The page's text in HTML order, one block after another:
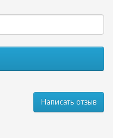
Написать отзыв